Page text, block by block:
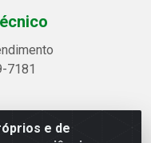
e de
7181
Alegre, 2521 -